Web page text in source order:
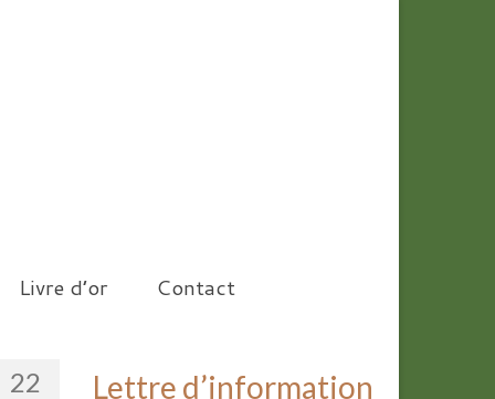
Livre d’or Contact
22 Lettre d’information